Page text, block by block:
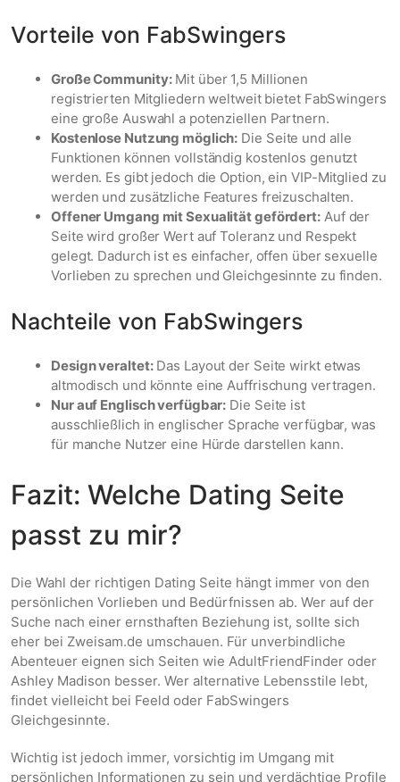
Vorteile von FabSwingers
Große Community:Mit über 1,5 Millionen
registrierten Mitgliedern weltweit bietet FabSwingers
eine große Auswahl a potenziellen Partnern.
Kostenlose Nutzung möglich: Die Seite und alle
Funktionen können vollständig kostenlos genutzt
werden. Es gibt jedoch die Option, ein VIP-Mitglied zu
werden und zusätzliche Features freizuschalten.
Offener Umgang mit Sexualität gefördert: Auf der
Seite wird großer Wert auf Toleranz und Respekt
gelegt. Dadurch ist es einfacher, offen über sexuelle
Vorlieben zu sprechen und Gleichgesinnte zu finden.
Nachteile von FabSwingers
Design veraltet:Das Layout der Seite wirkt etwas
altmodisch und könnte eine Auffrischung vertragen.
Nur auf Englisch verfügbar: Die Seite ist
ausschließlich in englischer Sprache verfügbar, was
für manche Nutzer eine Hürde darstellen kann.
Fazit: Welche Dating Seite
passt zu mir?
Die Wahl der richtigen Dating Seite hängt immer von den
persönlichen Vorlieben und Bedürfnissen ab. Wer auf der
Suche nach einer ernsthaften Beziehung ist, sollte sich
eher bei Zweisam.de umschauen. Für unverbindliche
Abenteuer eignen sich Seiten wie AdultFriendFinder oder
Ashley Madison besser. Wer alternative Lebensstile lebt,
findet vielleicht bei Feeld oder FabSwingers
Gleichgesinnte.
Wichtig ist jedoch immer, vorsichtig im Umgang mit
persönlichen Informationen zu sein und verdächtige Profile